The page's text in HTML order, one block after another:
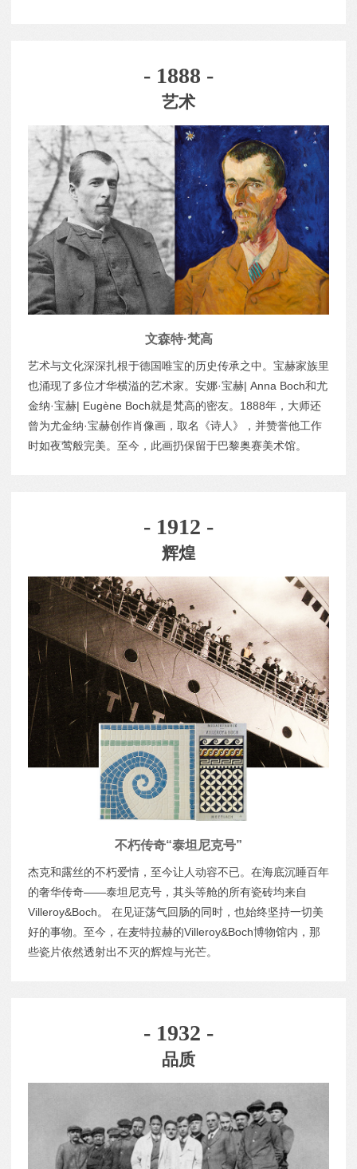
- 1888 -
艺术
文森特·梵高
艺术与文化深深扎根于德国唯宝的历史传承之中。宝赫家族里
也涌现了多位才华横溢的艺术家。安娜·宝赫| Anna Boch和尤
金纳·宝赫| Eugène Boch就是梵高的密友。1888年，大师还
曾为尤金纳·宝赫创作肖像画，取名《诗人》，并赞誉他工作
时如夜莺般完美。至今，此画扔保留于巴黎奥赛美术馆。
- 1912 -
辉煌
不朽传奇“泰坦尼克号”
杰克和露丝的不朽爱情，至今让人动容不已。在海底沉睡百年
的奢华传奇——泰坦尼克号，其头等舱的所有瓷砖均来自
Villeroy&Boch。 在见证荡气回肠的同时，也始终坚持一切美
好的事物。至今，在麦特拉赫的Villeroy&Boch博物馆内，那
些瓷片依然透射出不灭的辉煌与光芒。
- 1932 -
品质